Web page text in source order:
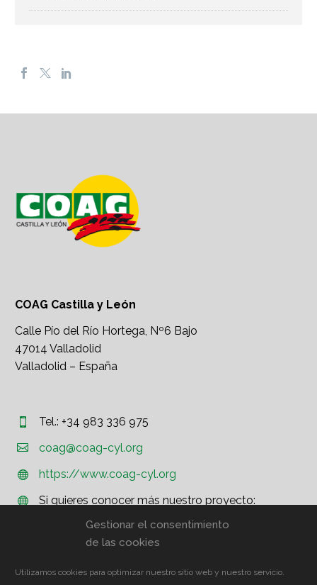
Gestionar el consentimiento
de las cookies
Utilizamos cookies para optimizar nuestro sitio web y nuestro servicio.
COAG Castilla y León
Calle Pío del Río Hortega, Nº6 Bajo
47014 Valladolid
Valladolid – España

 Tel.: +34 983 336 975

 coag@coag-cyl.org

 https://www.coag-cyl.org


Si quieres conocer más nuestro proyecto:
http://www.coag.org